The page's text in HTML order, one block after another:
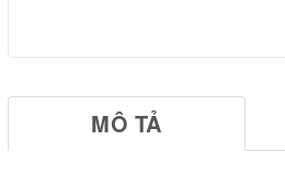
MÔ TẢ